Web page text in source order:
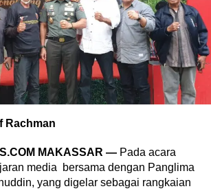
Rachman
MAKASSAR — Pada acara
media bersama dengan Panglima
yang digelar sebagai rangkaian